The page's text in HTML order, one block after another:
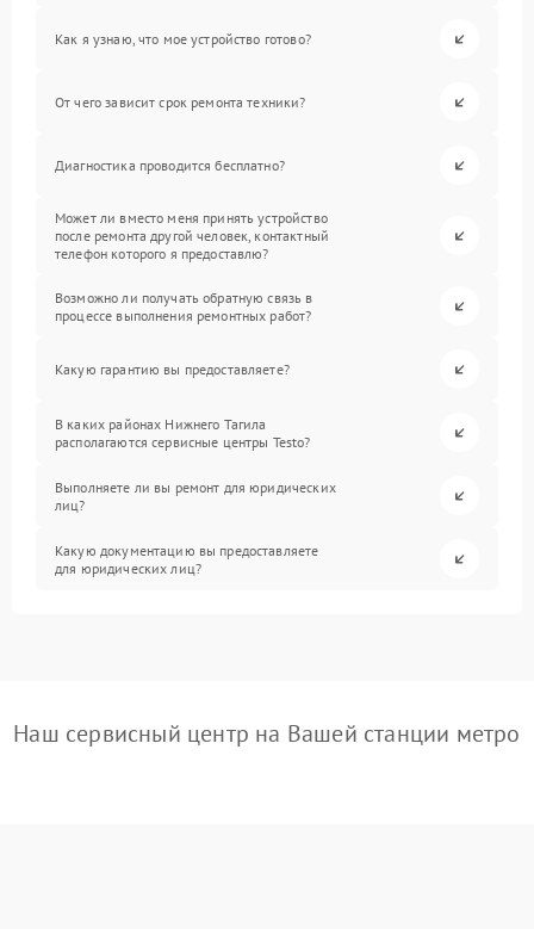
Как я узнаю, что мое устройство готово?
От чего зависит срок ремонта техники?
Диагностика проводится бесплатно?
Может ли вместо меня принять устройство
после ремонта другой человек, контактный
телефон которого я предоставлю?
Возможно ли получать обратную связь в
процессе выполнения ремонтных работ?
Какую гарантию вы предоставляете?
В каких районах Нижнего Тагила
располагаются сервисные центры Testo?
Выполняете ли вы ремонт для юридических
лиц?
Какую документацию вы предоставляете
для юридических лиц?
Наш сервисный центр на Вашей станции метро